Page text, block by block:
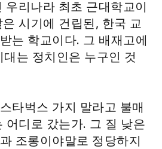
우리나라 최초 근대학교이
시기에 건립된, 한국 교
는 학교이다. 그 배재고에
는 정치인은 누구인 것
타벅스 가지 말라고 불매
어디로 갔는가. 그 질 낮은
조롱이야말로 정당하지